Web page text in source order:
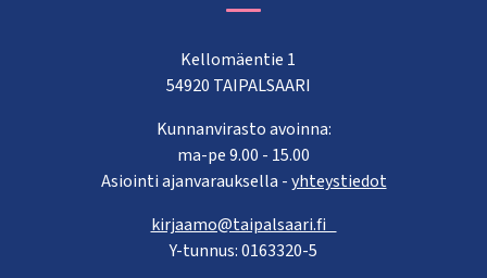
Kellomäentie 1
54920 TAIPALSAARI
Kunnanvirasto avoinna:
ma-pe 9.00 - 15.00
Asiointi ajanvarauksella -yhteystiedot
kirjaamo@taipalsaari.fi
Y-tunnus: 0163320-5